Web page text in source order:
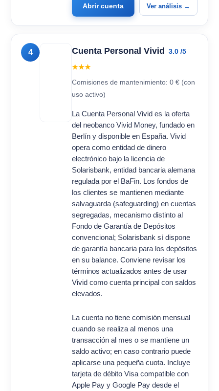
Abrir cuenta Ver análisis →
4 Cuenta Personal Vivid 3.0 /5
★★★
Comisiones de mantenimiento: 0 € (con
uso activo)
La Cuenta Personal Vivid es la oferta
del neobanco Vivid Money, fundado en
Berlín y disponible en España. Vivid
opera como entidad de dinero
electrónico bajo la licencia de
Solarisbank, entidad bancaria alemana
regulada por el BaFin. Los fondos de
los clientes se mantienen mediante
salvaguarda (safeguarding) en cuentas
segregadas, mecanismo distinto al
Fondo de Garantía de Depósitos
convencional; Solarisbank sí dispone
de garantía bancaria para los depósitos
en su balance. Conviene revisar los
términos actualizados antes de usar
Vivid como cuenta principal con saldos
elevados.
La cuenta no tiene comisión mensual
cuando se realiza al menos una
transacción al mes o se mantiene un
saldo activo; en caso contrario puede
aplicarse una pequeña cuota. Incluye
tarjeta de débito Visa compatible con
Apple Pay y Google Pay desde el